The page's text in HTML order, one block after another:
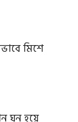
মিশে
ঘন হয়ে